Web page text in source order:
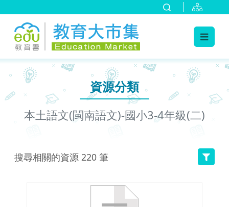
資源分類
本土語文(閩南語文)-國小3-4年級(二)
搜尋相關的資源 220 筆